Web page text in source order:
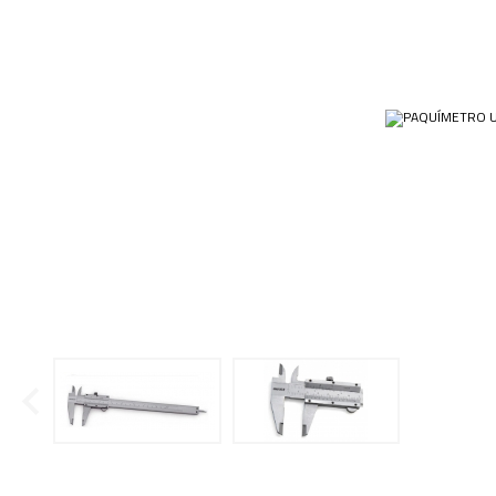
Placas e Microplacas
Receptor de Destilação
Sistema de Filtração